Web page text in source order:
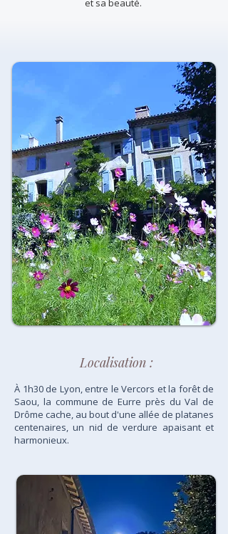
et sa beauté.
Localisation :
À 1h30 de Lyon, entre le Vercors et la forêt de
Saou, la commune de Eurre près du Val de
Drôme cache, au bout d'une allée de platanes
centenaires, un nid de verdure apaisant et
harmonieux.